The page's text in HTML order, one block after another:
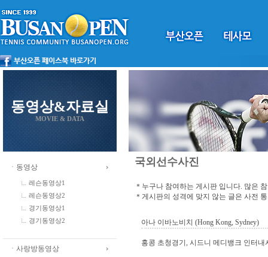
동영상&자료실
MOVIE & DATA
ㆍ동영상
레슨동영상1
레슨동영상2
경기동영상1
경기동영상2
ㆍ사랑방동영상
국외선수사진
＊누구나 참여하는 게시판 입니다. 많은
＊게시판의 성격에 맞지 않는 글은 사전
아나 이바노비치 (Hong Kong, Sydney)
홍콩 초청경기, 시드니 메디뱅크 인터